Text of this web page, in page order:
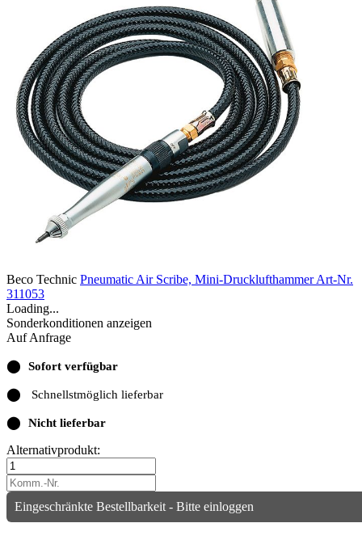
Beco Technic Pneumatic Air Scribe, Mini-DrucklufthammerArt-Nr.
311053
Loading...
Sonderkonditionen anzeigen
Auf Anfrage
⬤ Sofort verfügbar
⬤ Schnellstmöglich lieferbar
⬤ Nicht lieferbar
Alternativprodukt:
Eingeschränkte Bestellbarkeit - Bitte einloggen